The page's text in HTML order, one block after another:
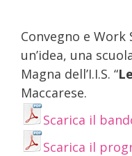
Convegno e Work
un’idea, una
Magna dell’I.I.S. “
Maccarese.
Scarica il
Scarica il